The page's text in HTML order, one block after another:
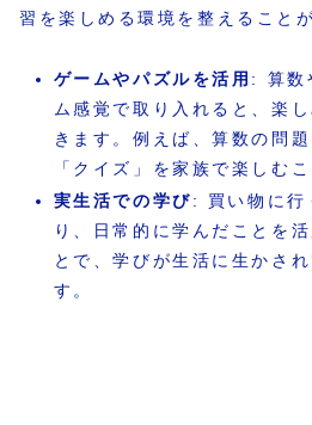
習を楽しめる環境を整えること
ゲームやパズルを活用 : 算数
ム感覚で取り入れると、楽
きます。例えば、算数の問
「クイズ」を家族で楽しむ
実生活での学び: 買い物に行
り、日常的に学んだことを
とで、学びが生活に生かさ
す。